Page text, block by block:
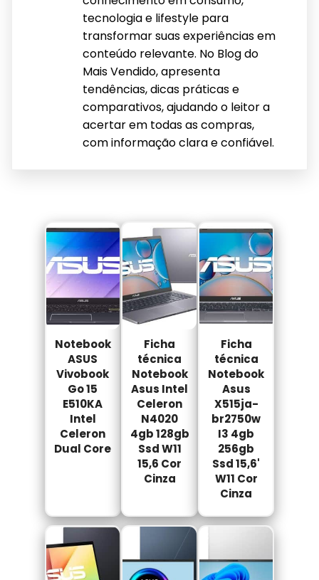
tecnologia e lifestyle para
transformar suas experiências em
conteúdo relevante. No Blog do
Mais Vendido, apresenta
tendências, dicas práticas e
comparativos, ajudando o leitor a
acertar em todas as compras,
com informação clara e confiável.
Notebook
ASUS
Vivobook
Go 15
E510KA
Intel
Celeron
Dual Core
Ficha
técnica
Notebook
Asus Intel
Celeron
N4020
4gb 128gb
Ssd W11
15,6 Cor
Cinza
Ficha
técnica
Notebook
Asus
X515ja-
br2750w
I3 4gb
256gb
Ssd 15,6'
W11 Cor
Cinza